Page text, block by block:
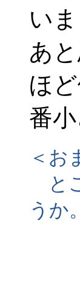
い
あ
ほ
番
＜お
と
うか。